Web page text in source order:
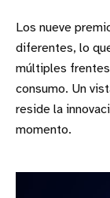
Los nueve
diferentes, lo
múltiples
consumo. Un
reside la
momento.